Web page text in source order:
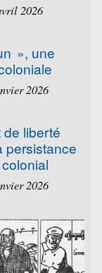
2026
», une
2026
liberté
persistance
2026